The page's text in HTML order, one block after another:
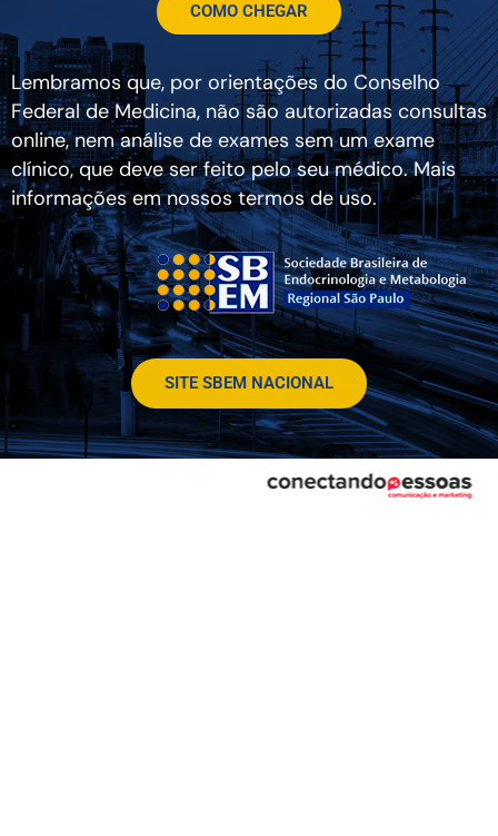
COMO CHEGAR
Lembramos que, por orientações do Conselho
Federal de Medicina, não são autorizadas consultas
online, nem análise de exames sem um exame
clínico, que deve ser feito pelo seu médico. Mais
informações em nossos termos de uso.
SITE SBEM NACIONAL